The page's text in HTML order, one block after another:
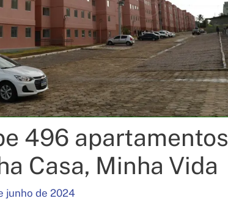
496 apartamentos
Casa, Minha Vida
junho de 2024